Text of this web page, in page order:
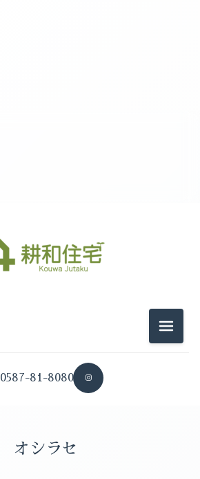
2026-04（2）
0587-81-8080
2026-04（2）
メニュ
オシラセ